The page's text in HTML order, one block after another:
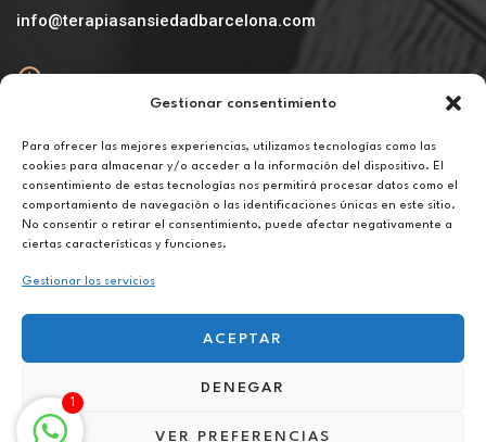
Gestionar consentimiento
Para ofrecer las mejores experiencias, utilizamos tecnologías como las
cookies para almacenar y/o acceder a la información del dispositivo. El
consentimiento de estas tecnologías nos permitirá procesar datos como el
comportamiento de navegación o las identificaciones únicas en este sitio.
No consentir o retirar el consentimiento, puede afectar negativamente a
ciertas características y funciones.
Gestionar los servicios
ACEPTAR
DENEGAR
VER PREFERENCIAS
info@terapiasansiedadbarcelona.com
De lunes a viernes de 10h a 20h
Aviso legal
Política de privacidad
Política de cookies
Terapia contra fobias sociales online en Écija
1